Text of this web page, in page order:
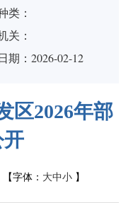
类：
关：
期：2026-02-12
区2026年部
开
字体： 大中小 】